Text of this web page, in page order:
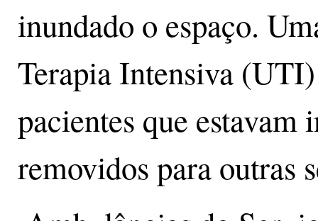
inundado o espaço.
Terapia Intensiva
pacientes que
removidos para outras